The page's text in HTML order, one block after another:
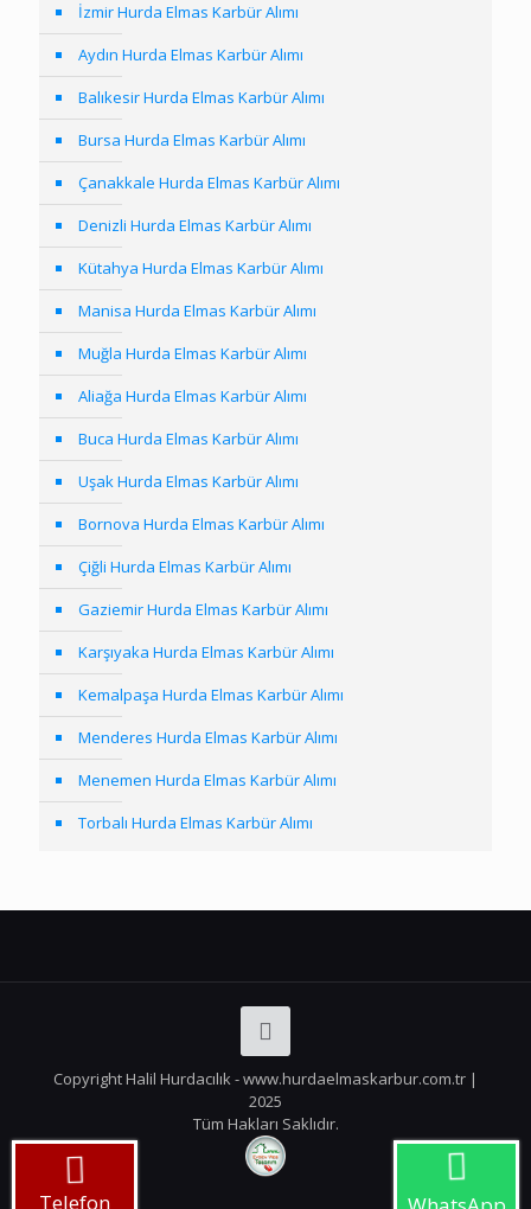
İzmir Hurda Elmas Karbür Alımı
Aydın Hurda Elmas Karbür Alımı
Balıkesir Hurda Elmas Karbür Alımı
Bursa Hurda Elmas Karbür Alımı
Çanakkale Hurda Elmas Karbür Alımı
Denizli Hurda Elmas Karbür Alımı
Kütahya Hurda Elmas Karbür Alımı
Manisa Hurda Elmas Karbür Alımı
Muğla Hurda Elmas Karbür Alımı
Aliağa Hurda Elmas Karbür Alımı
Buca Hurda Elmas Karbür Alımı
Uşak Hurda Elmas Karbür Alımı
Bornova Hurda Elmas Karbür Alımı
Çiğli Hurda Elmas Karbür Alımı
Gaziemir Hurda Elmas Karbür Alımı
Karşıyaka Hurda Elmas Karbür Alımı
Kemalpaşa Hurda Elmas Karbür Alımı
Menderes Hurda Elmas Karbür Alımı
Menemen Hurda Elmas Karbür Alımı
Torbalı Hurda Elmas Karbür Alımı
Telefon
Copyright Halil Hurdacılık - www.hurdaelmaskarbur.com.tr |
2025
Tüm Hakları Saklıdır.